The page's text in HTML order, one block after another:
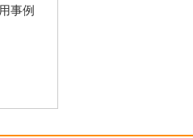
事例